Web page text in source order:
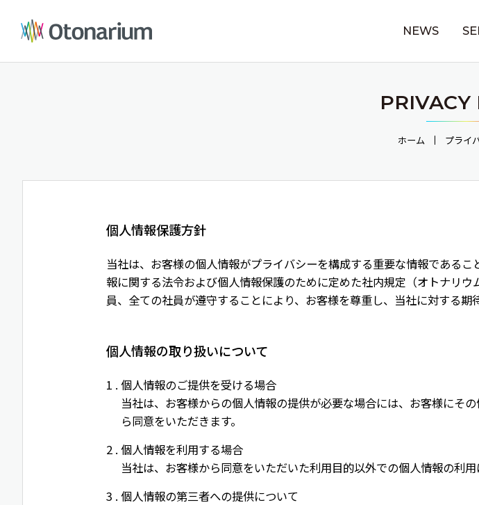
NEWS
PRIVACY
ホーム プライ
個人情報保護方針
当社は、お客様の個人情報がプライバシーを構成する重要な情報である
報に関する法令および個人情報保護のために定めた社内規定（オトナリ
員、全ての社員が遵守することにより、お客様を尊重し、当社に対する期
個人情報の取り扱いについて
個人情報のご提供を受ける場合
当社は、お客様からの個人情報の提供が必要な場合には、お客様にそ
ら同意をいただきます。
個人情報を利用する場合
当社は、お客様から同意をいただいた利用目的以外での個人情報の利用
個人情報の第三者への提供について